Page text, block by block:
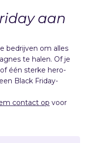
aan
bedrijven om alles
te halen. Of je
één sterke hero-
Black Friday-
contact op voor